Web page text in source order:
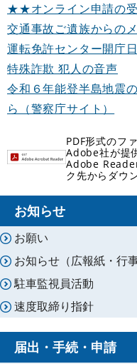
★★オンライン申請の
交通事故ご遺族からの
運転免許センター開庁
特殊詐欺 犯人の音声
令和６年能登半島地震
ら（警察庁サイト）
PDF形式のフ
Adobe社が提
Adobe
ク先からダウ
お知らせ
お願い
お知らせ（広報紙・行
駐車監視員活動
速度取締り指針
届出・手続・申請